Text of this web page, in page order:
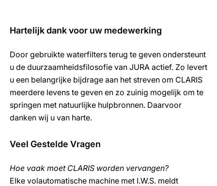
Hartelijk dank voor uw medewerking
Door gebruikte waterfilters terug te geven ondersteunt
u de duurzaamheidsfilosofie van JURA actief. Zo levert
u een belangrijke bijdrage aan het streven om CLARIS
meerdere levens te geven en zo zuinig mogelijk om te
springen met natuurlijke hulpbronnen. Daarvoor
danken wij u van harte.
Veel Gestelde Vragen
Hoe vaak moet CLARIS worden vervangen?
Elke volautomatische machine met I.W.S. meldt